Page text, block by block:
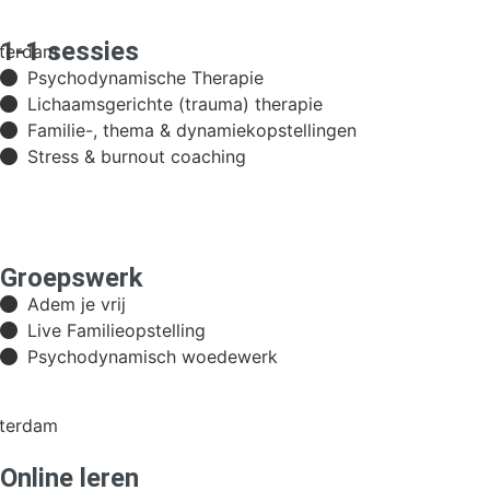
1-1 sessies
Psychodynamische Therapie
Lichaamsgerichte (trauma) therapie
Familie-, thema & dynamiekopstellingen
Stress & burnout coaching
Groepswerk
Adem je vrij
Live Familieopstelling
Psychodynamisch woedewerk
Online leren